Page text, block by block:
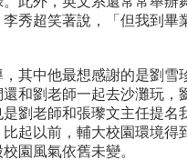
秀超笑著說，「但我到畢
其中他最想感謝的是劉雪
和劉老師一起去沙灘玩，
劉老師和張瓈文主任提名
起以前，輔大校園環境得
園風氣依舊未變。